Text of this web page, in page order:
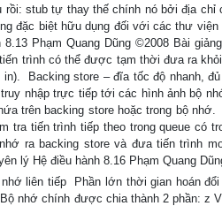
stub tự thay thế chính nó bởi địa
đặc biệt hữu dụng đối với các thư
8.13 Phạm Quang Dũng ©2008 Bài
tiến trình có thể được tạm thời đưa ra
 Backing store – đĩa tốc độ nhanh,
nhập trực tiếp tới các hình ảnh bộ
trên backing store hoặc trong bộ nhớ.
tra tiến trình tiếp theo trong queue
ra backing store và đưa tiến trình
lý Hệ điều hành 8.16 Phạm Quang
liên tiếp  Phần lớn thời gian hoán
nhớ chính được chia thành 2 phần: